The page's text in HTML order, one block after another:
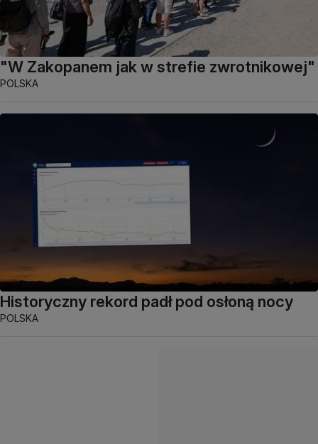
"W Zakopanem jak w strefie zwrotnikowej"
POLSKA
Historyczny rekord padł pod osłoną nocy
POLSKA